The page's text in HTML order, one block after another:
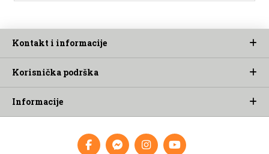
Kontakt i informacije
Korisnička podrška
Informacije